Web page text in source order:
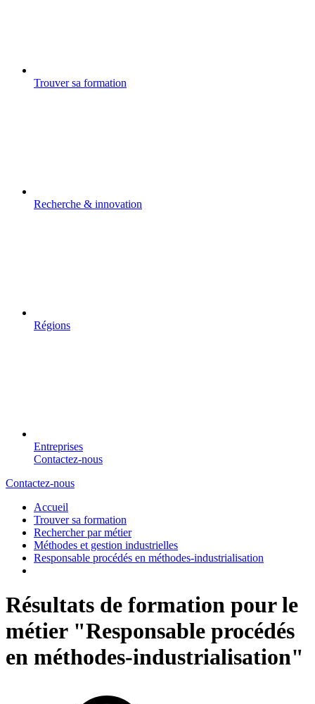
Trouver sa formation
Recherche & innovation
Régions
Entreprises
Contactez-nous
Contactez-nous
Accueil
Trouver sa formation
Rechercher par métier
Méthodes et gestion industrielles
Responsable procédés en méthodes-industrialisation
Résultats de formation pour le
métier "Responsable procédés
en méthodes-industrialisation"